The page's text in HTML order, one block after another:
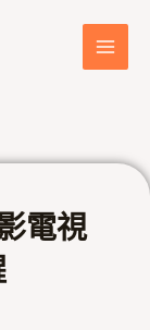
電視